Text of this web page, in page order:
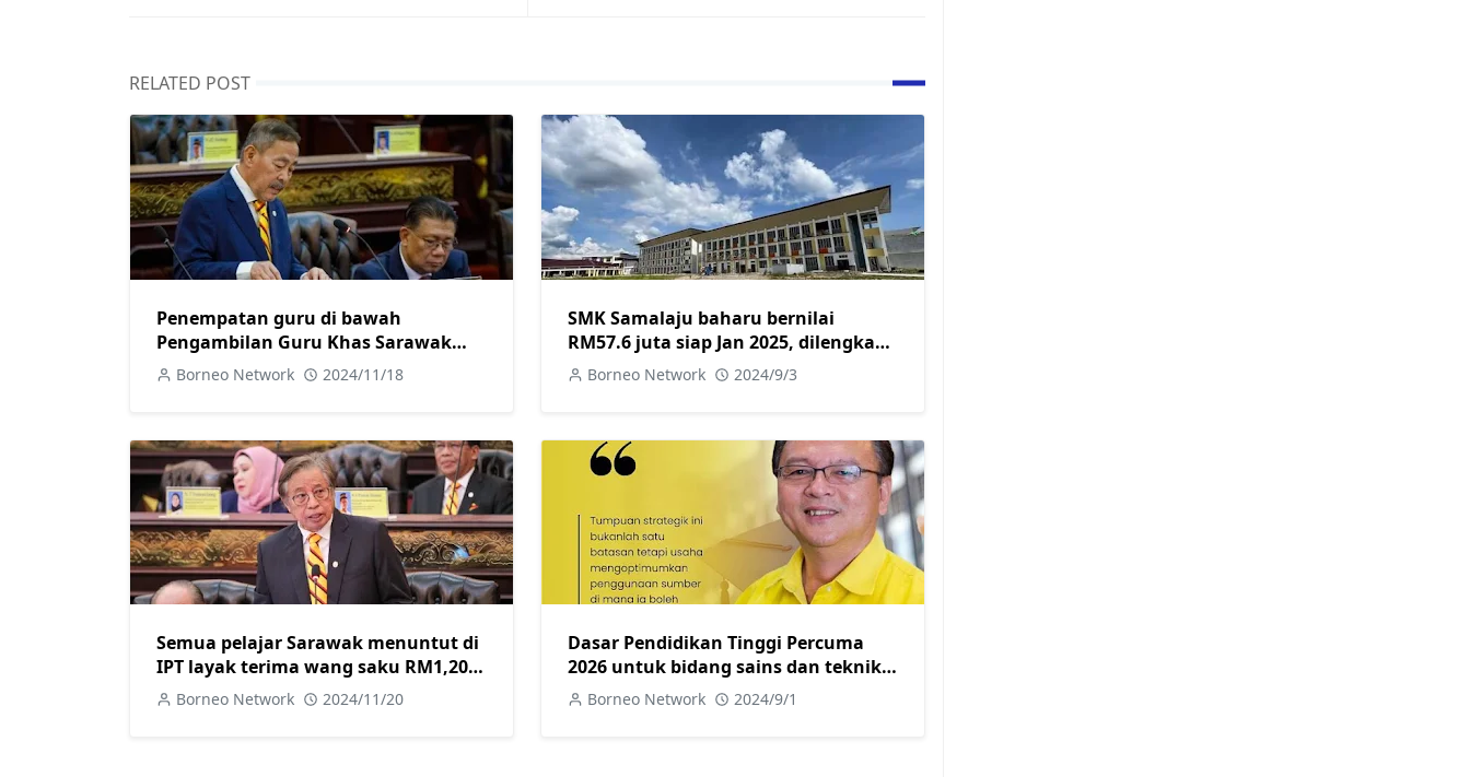
RELATED POST
Penempatan guru di bawah
Pengambilan Guru Khas Sarawak
diharap dimuktamadkan sebelum
tahun baharu-Sagah
Borneo Network 2024/11/18
SMK Samalaju baharu bernilai
RM57.6 juta siap Jan 2025, dilengkapi
kemudahan terkini
Borneo Network 2024/9/3
Semua pelajar Sarawak menuntut di
IPT layak terima wang saku RM1,200-
Abang Johari
Borneo Network 2024/11/20
Dasar Pendidikan Tinggi Percuma
2026 untuk bidang sains dan teknikal
tepat- Lo
Borneo Network 2024/9/1